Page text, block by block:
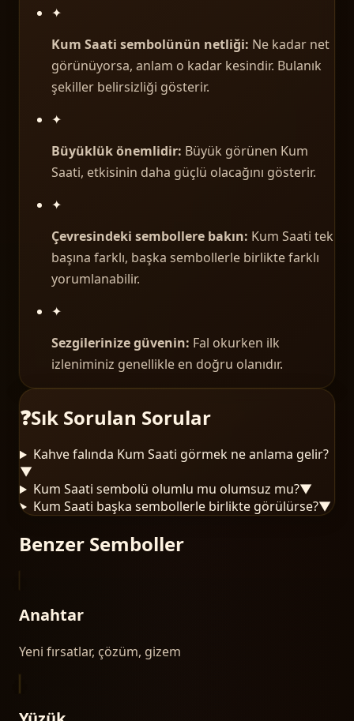
✦
Kum Saati sembolünün netliği: Ne kadar net
görünüyorsa, anlam o kadar kesindir. Bulanık
şekiller belirsizliği gösterir.
✦
Büyüklük önemlidir: Büyük görünen Kum
Saati, etkisinin daha güçlü olacağını gösterir.
✦
Çevresindeki sembollere bakın: Kum Saati tek
başına farklı, başka sembollerle birlikte farklı
yorumlanabilir.
✦
Sezgilerinize güvenin: Fal okurken ilk
izleniminiz genellikle en doğru olanıdır.
❓Sık Sorulan Sorular
Kahve falında Kum Saati görmek ne anlama gelir?
▼
Kum Saati sembolü olumlu mu olumsuz mu?▼
Kum Saati başka sembollerle birlikte görülürse?▼
Benzer Semboller
Anahtar
Yeni fırsatlar, çözüm, gizem